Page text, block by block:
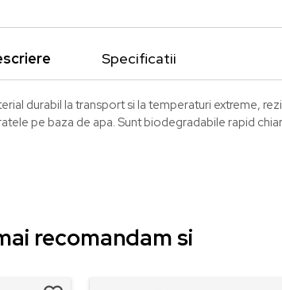
Specificatii
durabil la transport si la temperaturi extreme,
pe baza de apa. Sunt biodegradabile rapid
recomandam si